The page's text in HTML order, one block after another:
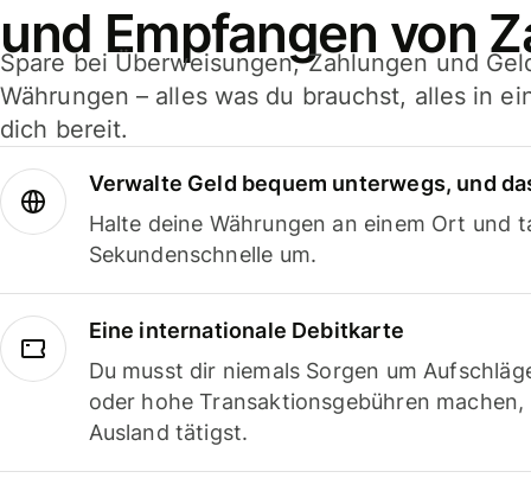
und Empfangen von
Spare bei Überweisungen, Zahlungen und
Währungen – alles was du brauchst, alles in
dich bereit.
Verwalte Geld bequem unterwegs, und
Halte deine Währungen an einem Ort und
Sekundenschnelle um.
Eine internationale Debitkarte
Du musst dir niemals Sorgen um
oder hohe Transaktionsgebühren
Ausland tätigst.